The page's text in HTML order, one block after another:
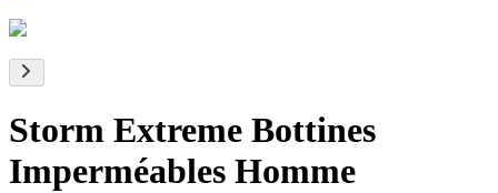
Storm Extreme Bottines
Imperméables Homme